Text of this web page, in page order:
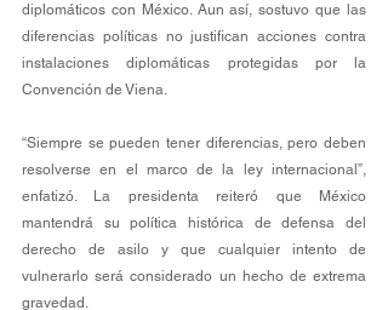
diplomáticos con México. Aun así, sostuvo que las
diferencias políticas no justifican acciones contra
instalaciones diplomáticas protegidas por la
Convención de Viena.
“Siempre se pueden tener diferencias, pero deben
resolverse en el marco de la ley internacional”,
enfatizó. La presidenta reiteró que México
mantendrá su política histórica de defensa del
derecho de asilo y que cualquier intento de
vulnerarlo será considerado un hecho de extrema
gravedad.